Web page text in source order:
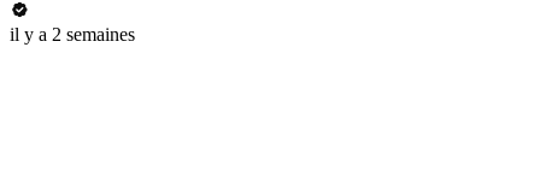
il y a 2 semaines